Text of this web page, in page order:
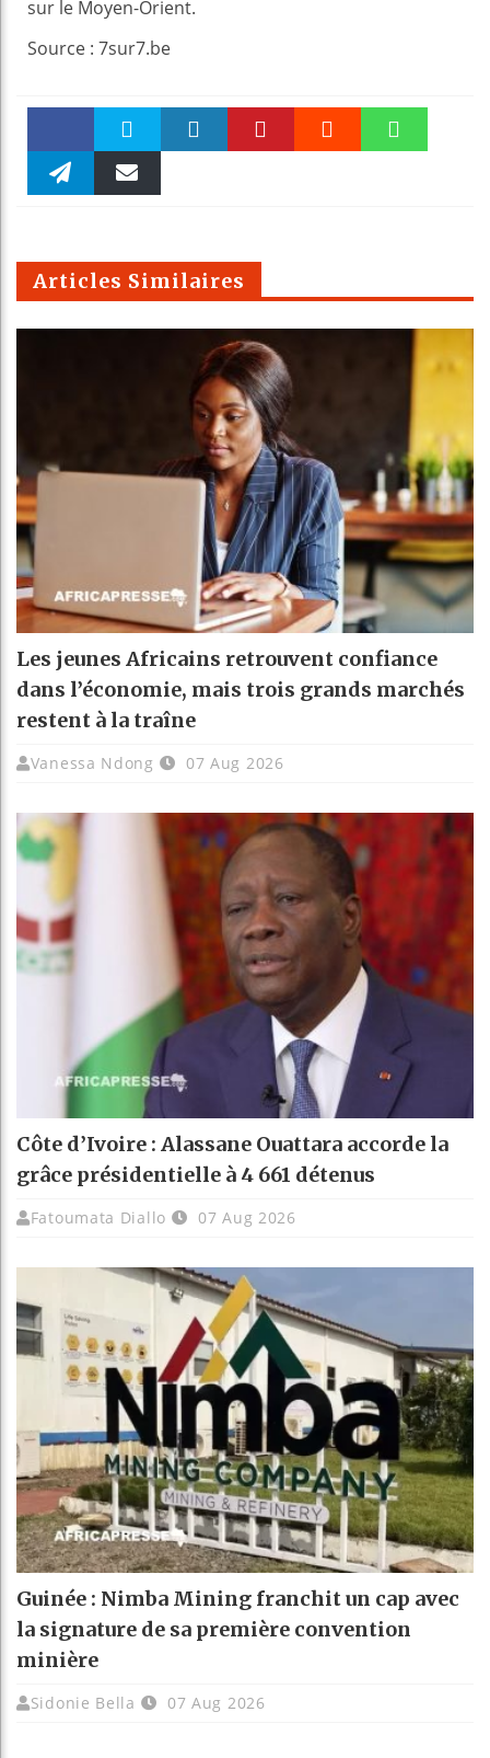
sur le Moyen-Orient.
Source : 7sur7.be
Faceboo Twitter
m
Articles Similaires
Les jeunes Africains retrouvent confiance
dans l’économie, mais trois grands marchés
restent à la traîne
Vanessa Ndong 07 Aug 2026
Côte d’Ivoire : Alassane Ouattara accorde la
grâce présidentielle à 4 661 détenus
Fatoumata Diallo 07 Aug 2026
Guinée : Nimba Mining franchit un cap avec
la signature de sa première convention
minière
Sidonie Bella 07 Aug 2026